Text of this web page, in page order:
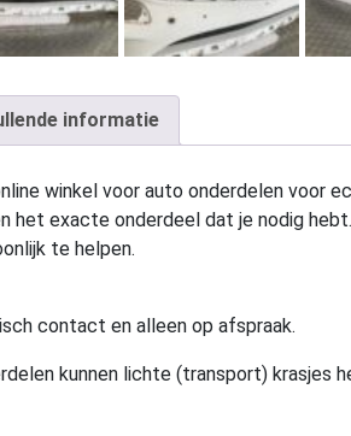
informatie
winkel voor auto onderdelen voor
het exacte onderdeel dat je nodig
te helpen.
contact en alleen op afspraak.
kunnen lichte (transport) krasjes